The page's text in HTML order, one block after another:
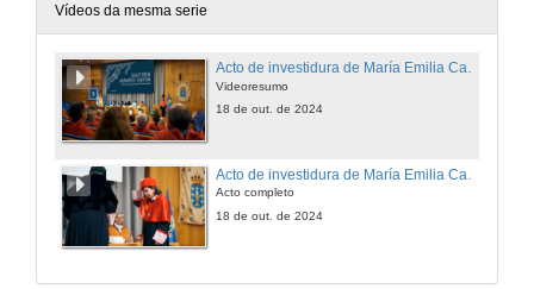
Vídeos da mesma serie
Acto de investidura de María Emilia Casas como doutora honoris causa pola Universidade de Vigo
Videoresumo
18 de out. de 2024
Acto completo
18 de out. de 2024